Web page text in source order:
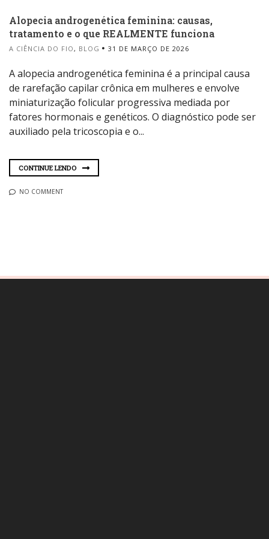
Alopecia androgenética feminina: causas,
tratamento e o que REALMENTE funciona
A CIÊNCIA DO FIO, BLOG 31 DE MARÇO DE 2026
A alopecia androgenética feminina é a principal causa
de rarefação capilar crônica em mulheres e envolve
miniaturização folicular progressiva mediada por
fatores hormonais e genéticos. O diagnóstico pode ser
auxiliado pela tricoscopia e o...
CONTINUE LENDO
NO COMMENT